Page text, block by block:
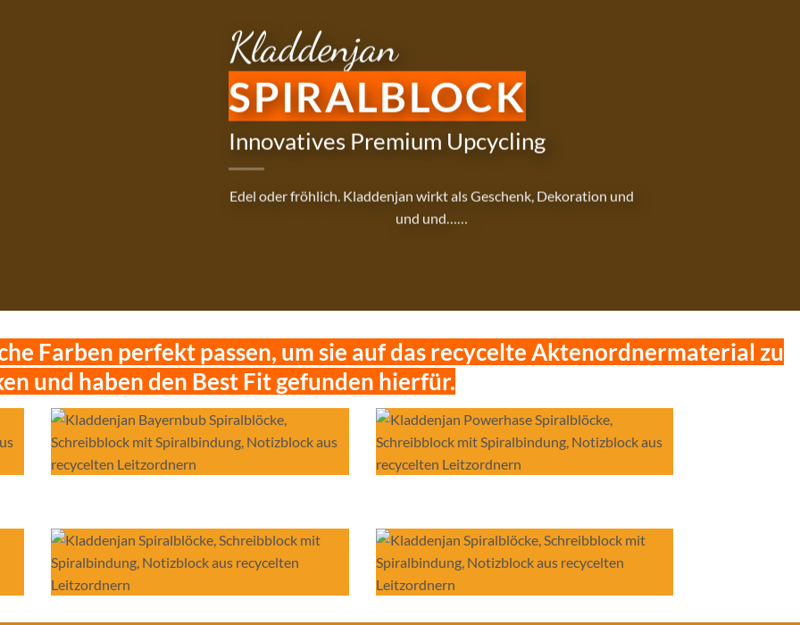
Kladdenjan
SPIRALBLOCK
Innovatives Premium Upcycling
Edel oder fröhlich. Kladdenjan wirkt als Geschenk, Dekoration und
und und……
Farben perfekt passen, um sie auf das recycelte Aktenordnermaterial zu
und haben den Best Fit gefunden hierfür.